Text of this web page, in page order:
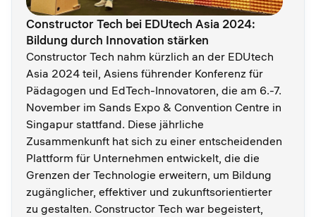
Constructor Tech bei EDUtech Asia 2024:
Bildung durch Innovation stärken
Constructor Tech nahm kürzlich an der EDUtech
Asia 2024 teil, Asiens führender Konferenz für
Pädagogen und EdTech-Innovatoren, die am 6.-7.
November im Sands Expo & Convention Centre in
Singapur stattfand. Diese jährliche
Zusammenkunft hat sich zu einer entscheidenden
Plattform für Unternehmen entwickelt, die die
Grenzen der Technologie erweitern, um Bildung
zugänglicher, effektiver und zukunftsorientierter
zu gestalten. Constructor Tech war begeistert,